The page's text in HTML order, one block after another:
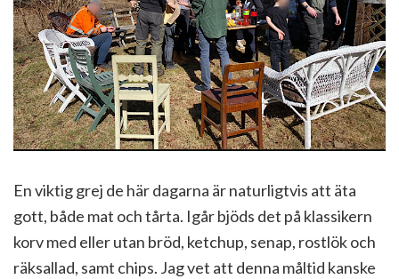
En viktig grej de här dagarna är naturligtvis att äta
gott, både mat och tårta. Igår bjöds det på klassikern
korv med eller utan bröd, ketchup, senap, rostlök och
räksallad, samt chips. Jag vet att denna måltid kanske